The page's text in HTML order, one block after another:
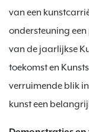
van een
ondersteuning
van de jaarlijkse
toekomst en
verruimende blik
kunst een